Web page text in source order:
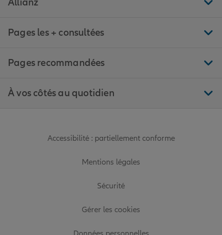
Allianz
Pages les + consultées
Pages recommandées
À vos côtés au quotidien
Accessibilité : partiellement conforme
Mentions légales
Sécurité
Gérer les cookies